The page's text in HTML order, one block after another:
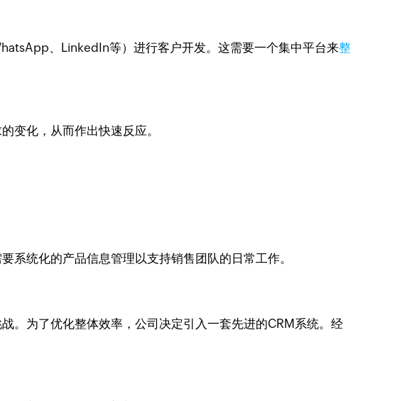
、LinkedIn等）进行客户开发。这需要一个集中平台来整
变化，从而作出快速反应。
系统化的产品信息管理以支持销售团队的日常工作。
。为了优化整体效率，公司决定引入一套先进的CRM系统。经